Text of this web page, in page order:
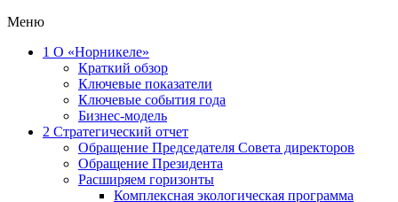
Меню
1 О «Норникеле»
Краткий обзор
Ключевые показатели
Ключевые события года
Бизнес-модель
2 Стратегический отчет
Обращение Председателя Совета директоров
Обращение Президента
Расширяем горизонты
Комплексная экологическая программа